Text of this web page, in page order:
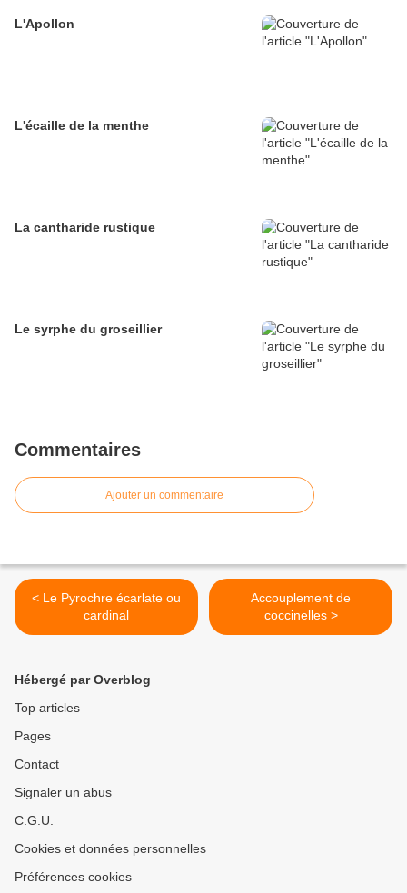
L'Apollon
L'écaille de la menthe
La cantharide rustique
Le syrphe du groseillier
Commentaires
Ajouter un commentaire
< Le Pyrochre écarlate ou
cardinal
Accouplement de
coccinelles >
Hébergé par Overblog
Top articles
Pages
Contact
Signaler un abus
C.G.U.
Cookies et données personnelles
Préférences cookies